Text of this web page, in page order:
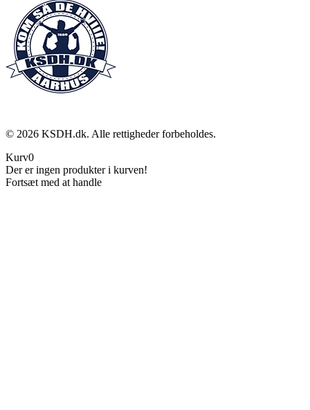
© 2026 KSDH.dk. Alle rettigheder forbeholdes.
Kurv0
Der er ingen produkter i kurven!
Fortsæt med at handle